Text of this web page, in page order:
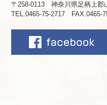
〒258-0113 神奈川県足柄上郡
TEL.0465-75-2717 FAX.0465-